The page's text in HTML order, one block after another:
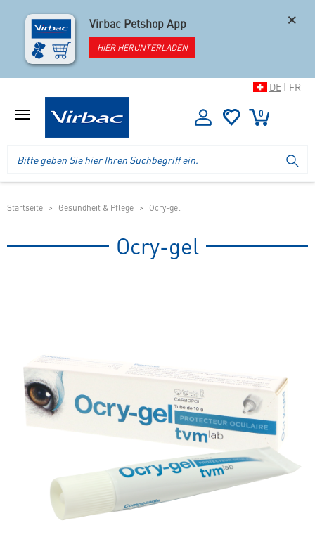
Virbac Petshop App
HIER HERUNTERLADEN
×
DE | FR
Menü
Virbac
Ihr
Shop
spezielles
0
Header
mobilen
Startseite Gesundheit & Pflege Ocry-gel
Ocry-gel